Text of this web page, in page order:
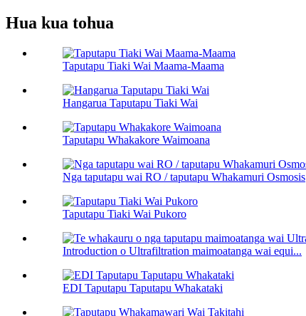
Hua kua tohua
Taputapu Tiaki Wai Maama-Maama
Hangarua Taputapu Tiaki Wai
Taputapu Whakakore Waimoana
Nga taputapu wai RO / taputapu Whakamuri Osmosis
Taputapu Tiaki Wai Pukoro
Introduction o Ultrafiltration maimoatanga wai equi...
EDI Taputapu Taputapu Whakataki